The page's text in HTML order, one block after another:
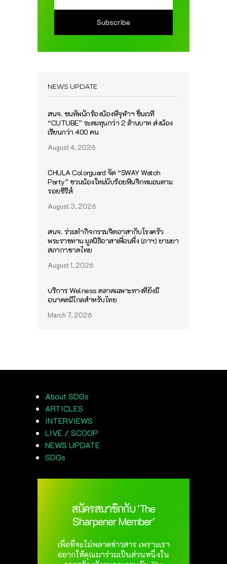
NEWS UPDATE
สนจ. ขนทัพนักร้องน้องพี่จุฬาฯ ขึ้นเวที
“CUTUBE” ระดมทุนกว่า 2 ล้านบาท ส่งน้อง
เรียนกว่า 400 คน
August 4, 2026
CHULA Colorguard จัด “SWAY Watch
Party” ชวนน้องใหม่นับร้อยฟินจิกหมอนตาม
รอยซีรีส์
August 3, 2026
สนจ. ร่วมทำกิจกรรมจิตอาสากับโรงครัว
พระราชทาน มูลนิธิอาสาเพื่อนพึ่ง (ภาฯ) ยามยา
สภากาชาดไทย
August 1, 2026
บริการ Welness ตลาดเฉพาะทางที่ยังมี
อนาคตมีไกลสำหรับไทย
March 7, 2026
About SDGs
ARTICLES
INTERVIEWS
LIVE / SCOOP
NEWS UPDATE
SDGs
สมัครสมาชิกกับ 'The
Sharpener Member'
เพื่อที่จะไม่พลาดข่าวสาร เพราะเรา
อยากให้คุณมาร่วมเป็นส่วนหนึ่งใน